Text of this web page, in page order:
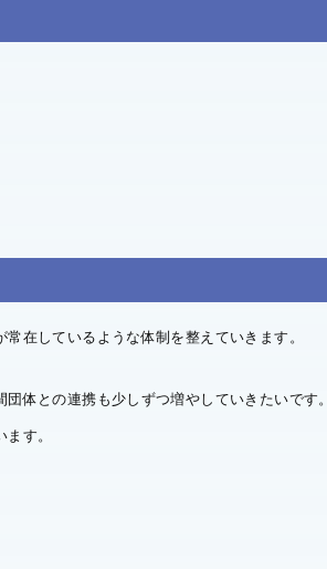
在しているような体制を整えていきます。
体との連携も少しずつ増やしていきたいです。
す。